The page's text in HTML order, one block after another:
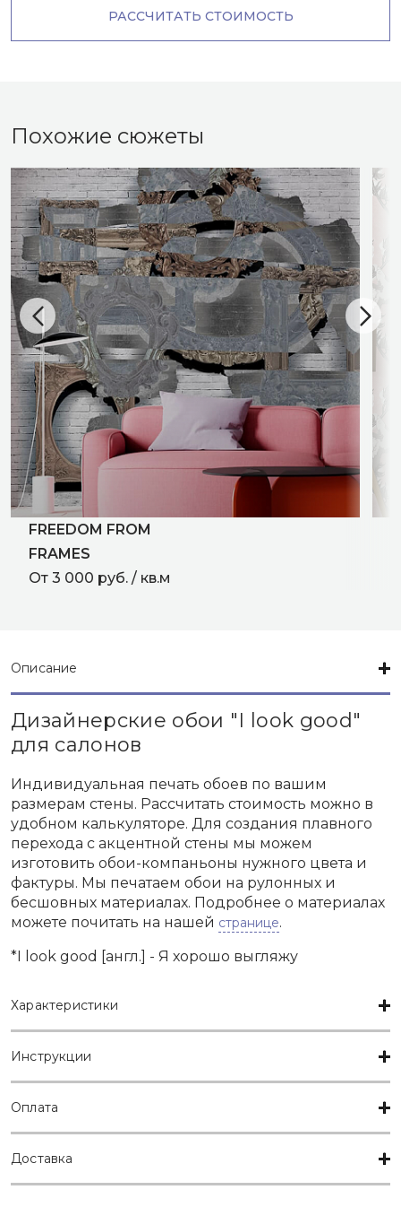
РАССЧИТАТЬ СТОИМОСТЬ
Похожие сюжеты
FREEDOM FROM
FRAMES
От 3 000 руб. / кв.м
Описание
Дизайнерские обои "I look good"
для салонов
Индивидуальная печать обоев по вашим
размерам стены. Рассчитать стоимость можно в
удобном калькуляторе. Для создания плавного
перехода с акцентной стены мы можем
изготовить обои-компаньоны нужного цвета и
фактуры. Мы печатаем обои на рулонных и
бесшовных материалах. Подробнее о материалах
можете почитать на нашей странице.
*I look good [англ.] - Я хорошо выгляжу
Характеристики
Инструкции
Оплата
Доставка